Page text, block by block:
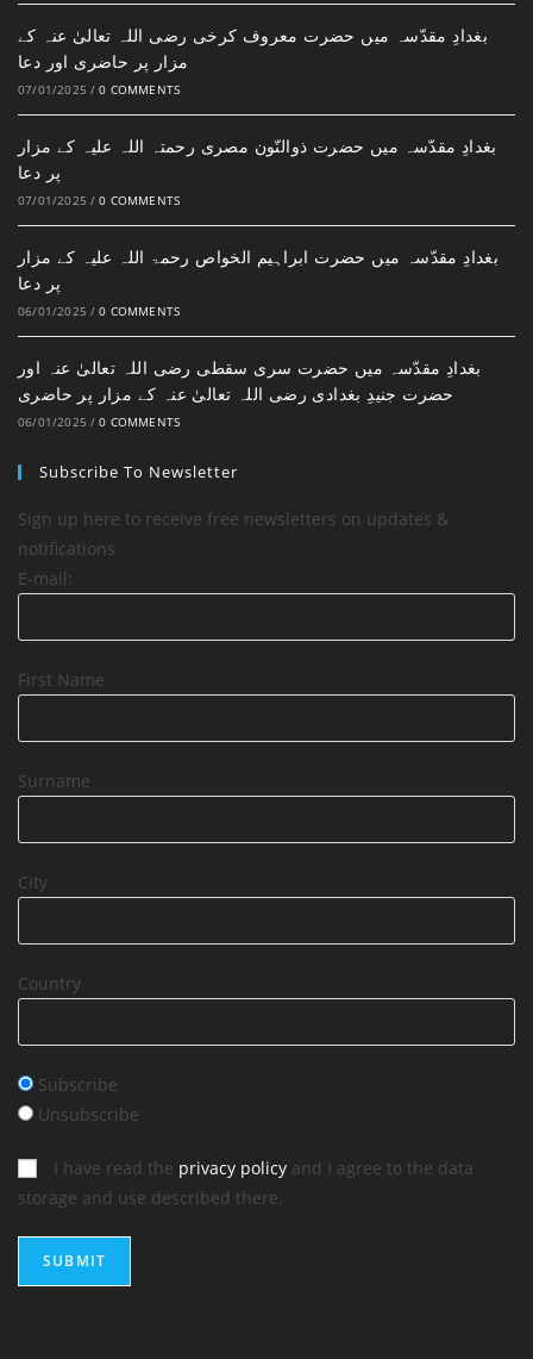
بغدادِ مقدّسہ میں حضرت معروف کرخی رضی اللہ تعالیٰ عنہ کے
مزار پر حاضری اور دعا
07/01/2025 / 0 COMMENTS
بغدادِ مقدّسہ میں حضرت ذوالنّون مصری رحمتہ اللہ علیہ کے مزار
پر دعا
07/01/2025 / 0 COMMENTS
بغدادِ مقدّسہ میں حضرت ابراہیم الخواص رحمۃ اللہ علیہ کے مزار
پر دعا
06/01/2025 / 0 COMMENTS
بغدادِ مقدّسہ میں حضرت سری سقطی رضی اللہ تعالیٰ عنہ اور
حضرت جنیدِ بغدادی رضی اللہ تعالیٰ عنہ کے مزار پر حاضری
06/01/2025 / 0 COMMENTS
Subscribe To Newsletter
Sign up here to receive free newsletters on updates &
notifications
E-mail:
First Name
Surname
City
Country
Subscribe
Unsubscribe
I have read the privacy policy and I agree to the data
storage and use described there.